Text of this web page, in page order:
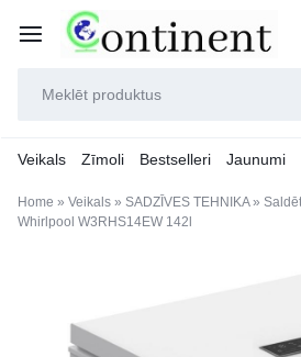
Veikals Zīmoli Bestselleri Jaunumi
Home » Veikals » SADZĪVES TEHNIKA»
Whirlpool W3RHS14EW 142l